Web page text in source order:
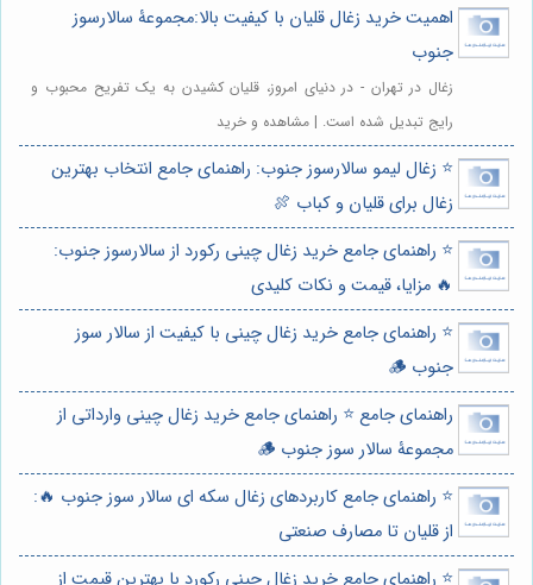
اهمیت خرید زغال قلیان با کیفیت بالا:مجموعۀ سالارسوز
جنوب
زغال در تهران - در دنیای امروز، قلیان کشیدن به یک تفریح محبوب و
رایج تبدیل شده است. | مشاهده و خرید
⭐️ زغال لیمو سالارسوز جنوب: راهنمای جامع انتخاب بهترین
زغال برای قلیان و کباب 🍖
⭐️ راهنمای جامع خرید زغال چینی رکورد از سالارسوز جنوب:
🔥 مزایا، قیمت و نکات کلیدی
⭐️ راهنمای جامع خرید زغال چینی با کیفیت از سالار سوز
جنوب 🪵
راهنمای جامع ⭐️ راهنمای جامع خرید زغال چینی وارداتی از
مجموعۀ سالار سوز جنوب 🪵
⭐️ راهنمای جامع کاربردهای زغال سکه ای سالار سوز جنوب 🔥:
از قلیان تا مصارف صنعتی